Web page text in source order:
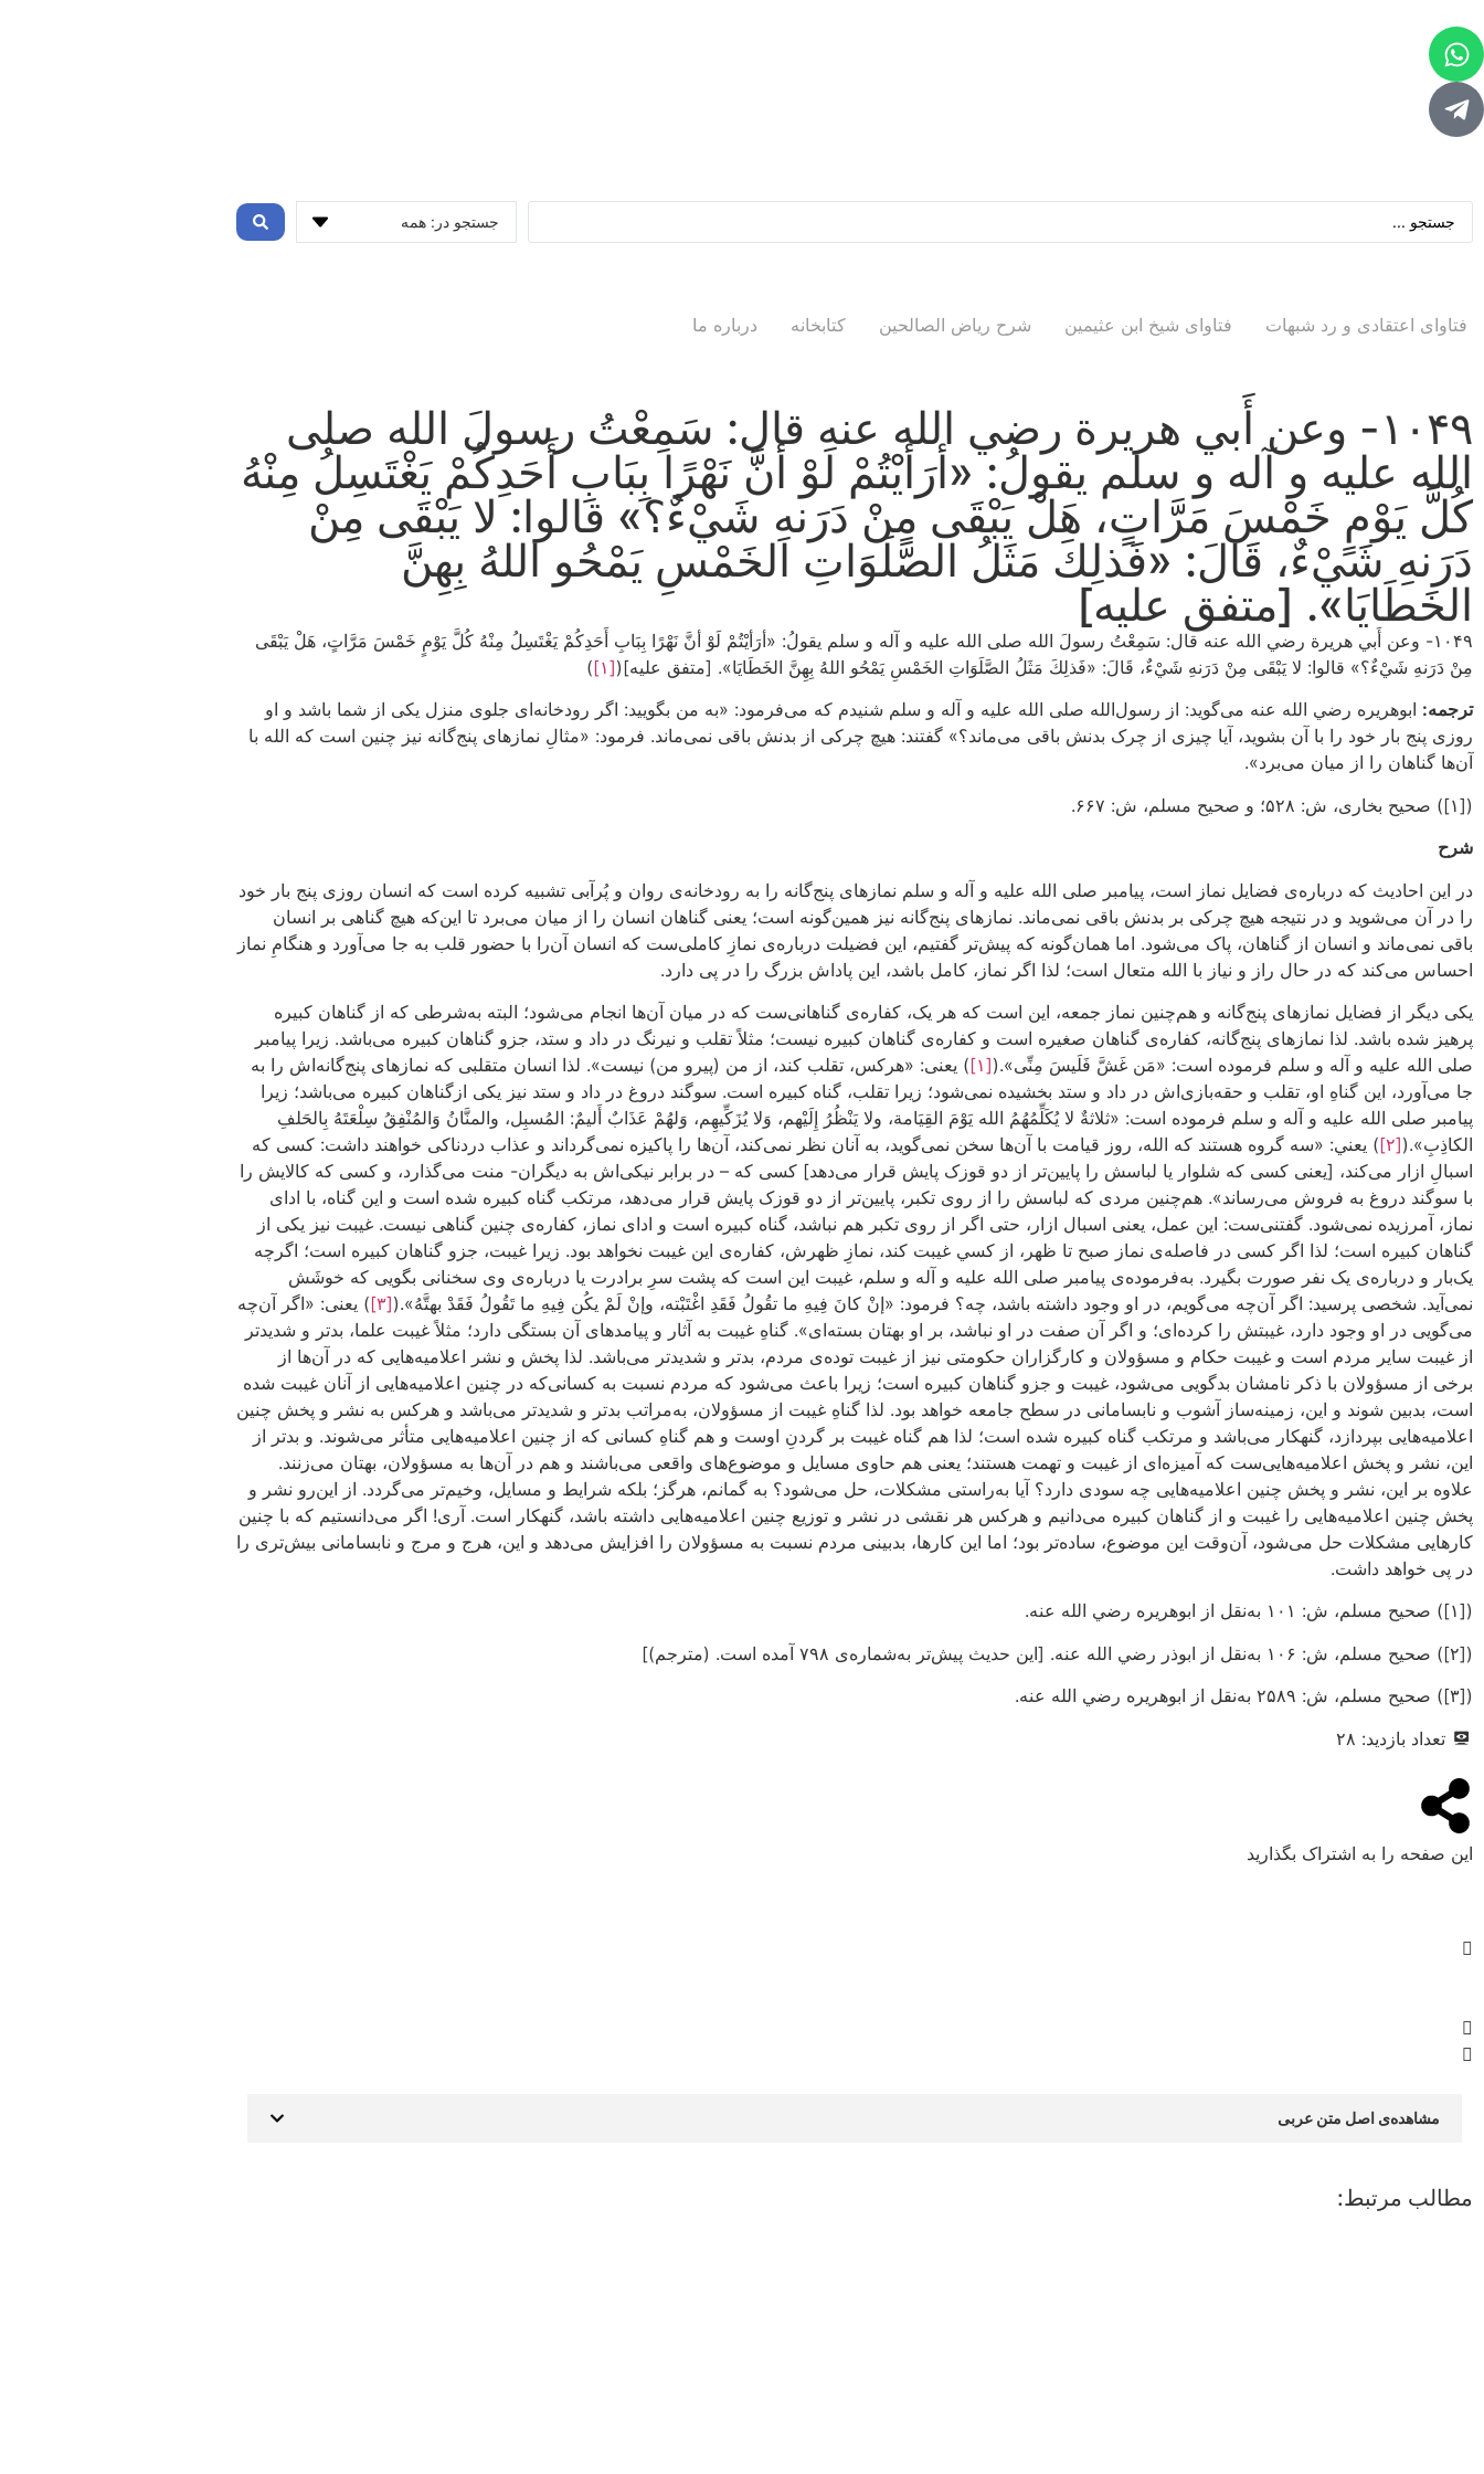
فتاوای اعتقادی و رد شبهات فتاوای شیخ ابن عثیمین شرح ریاض الصالحین کتابخانه درباره ما
۱۰۴۹- وعن أَبي هريرة رضي الله عنه قال: سَمِعْتُ رسولَ الله صلی
الله علیه و آله و سلم يقولُ: «أرَأيْتُمْ لَوْ أنَّ نَهْرًا بِبَابِ أَحَدِكُمْ يَغْتَسِلُ مِنْهُ
كُلَّ يَوْمٍ خَمْسَ مَرَّاتٍ، هَلْ يَبْقَى مِنْ دَرَنهِ شَيْءٌ؟» قالوا: لا يَبْقَى مِنْ
دَرَنهِ شَيْءٌ، قَالَ: «فَذلِكَ مَثَلُ الصَّلَوَاتِ الخَمْسِ يَمْحُو اللهُ بِهِنَّ
الخَطَايَا». [متفق عليه]
۱۰۴۹- وعن أَبي هريرة رضي الله عنه قال: سَمِعْتُ رسولَ الله صلی الله علیه و آله و سلم يقولُ: «أرَأيْتُمْ لَوْ أنَّ نَهْرًا بِبَابِ أَحَدِكُمْ يَغْتَسِلُ مِنْهُ كُلَّ يَوْمٍ خَمْسَ مَرَّاتٍ، هَلْ يَبْقَى
مِنْ دَرَنهِ شَيْءٌ؟» قالوا: لا يَبْقَى مِنْ دَرَنهِ شَيْءٌ، قَالَ: «فَذلِكَ مَثَلُ الصَّلَوَاتِ الخَمْسِ يَمْحُو اللهُ بِهِنَّ الخَطَايَا». [متفق عليه]([۱]
)
ترجمه: ابوهریره رضي الله عنه می‌گوید: از رسول‌الله صلی الله علیه و آله و سلم شنیدم که می‌فرمود: «به من بگویید: اگر رودخانه‌ای جلوی منزل یکی از شما باشد و او
روزی پنج بار خود را با آن بشوید، آیا چیزی از چرک بدنش باقی می‌ماند؟» گفتند: هیچ چرکی از بدنش باقی نمی‌ماند. فرمود: «مثالِ نمازهای پنج‌گانه نیز چنین است که الله با
آن‌ها گناهان را از میان می‌برد».
([۱]) صحیح بخاری، ش: ۵۲۸؛ و صحیح مسلم، ش: ۶۶۷.
شرح
در این احادیث که درباره‌ی فضایل نماز است، پیامبر صلی الله علیه و آله و سلم نمازهای پنج‌گانه را به رودخانه‌ی روان و پُرآبی تشبیه کرده است که انسان روزی پنج بار خود
را در آن می‌شوید و در نتیجه هیچ چرکی بر بدنش باقی نمی‌ماند. نمازهای پنج‌گانه نیز همین‌گونه است؛ یعنی گناهان انسان را از میان می‌برد تا این‌که هیچ گناهی بر انسان
باقی نمی‌ماند و انسان از گناهان، پاک می‌شود. اما همان‌گونه که پیش‌تر گفتیم، این فضیلت درباره‌ی نمازِ کاملی‌ست که انسان آن‌را با حضور قلب به جا می‌آورد و هنگامِ نماز
احساس می‌کند که در حال راز و نیاز با الله متعال است؛ لذا اگر نماز، کامل باشد، این پاداش بزرگ را در پی دارد.
یکی دیگر از فضایل نمازهای پنج‌گانه و هم‌چنین نماز جمعه، این است که هر یک، کفاره‌ی گناهانی‌ست که در میان آن‌ها انجام می‌شود؛ البته به‌شرطی که از گناهان کبیره
پرهیز شده باشد. لذا نمازهای پنج‌گانه، کفاره‌ی گناهان صغیره است و کفاره‌ی گناهان کبیره نیست؛ مثلاً تقلب و نیرنگ در داد و ستد، جزو گناهان کبیره می‌باشد. زیرا پیامبر
صلی الله علیه و آله و سلم فرموده است: «مَن غَشَّ فَلَيسَ مِنِّی».([۱]
) یعنی: «هرکس، تقلب کند، از من (پیرو من) نیست». لذا انسان متقلبی که نمازهای پنج‌گانه‌اش را به
جا می‌آورد، این گناهِ او، تقلب و حقه‌بازی‌اش در داد و ستد بخشیده نمی‌شود؛ زیرا تقلب، گناه کبیره است. سوگند دروغ در داد و ستد نیز یکی ازگناهان کبیره می‌باشد؛ زیرا
پیامبر صلی الله علیه و آله و سلم فرموده است: «ثلاثةٌ لا يُكَلِّمُهُمُ الله يَوْمَ القِيَامة، ولا يَنْظُرُ إِلَيْهم، وَلا يُزَكِّيهِم، وَلهُمْ عَذَابٌ أَليمٌ: المُسبِل، والمنَّانُ وَالمُنْفِقُ سِلْعَتَهُ بِالحَلفِ
الكاذِبِ».([۲]
) يعني: «سه گروه هستند که الله، روز قیامت با آن‌ها سخن نمی‌گوید، به آنان نظر نمی‌کند، آن‌ها را پاکیزه نمی‌گرداند و عذاب دردناکی خواهند داشت: کسی که
اسبالِ ازار می‌کند، [یعنی کسی که شلوار یا لباسش را پایین‌تر از دو قوزک پایش قرار می‌دهد] کسی که – در برابر نیکی‌اش به دیگران- منت می‌گذارد، و کسی که کالایش را
با سوگند دروغ به‌ فروش می‌رساند». هم‌چنین مردی که لباسش را از روی تکبر، پایین‌تر از دو قوزک پایش قرار می‌دهد، مرتکب گناه کبیره شده است و این گناه، با ادای
نماز، آمرزیده نمی‌شود. گفتنی‌ست: این عمل، یعنی اسبال ازار، حتی اگر از روی تکبر هم نباشد، گناه کبیره است و ادای نماز، کفاره‌ی چنین گناهی نیست. غیبت نیز یکی از
گناهان کبیره است؛ لذا اگر کسی در فاصله‌ی نماز صبح تا ظهر، از كسي غیبت کند، نمازِ ظهرش، کفاره‌ی این غیبت نخواهد بود. زیرا غیبت، جزو گناهان کبیره است؛ اگرچه
یک‌بار و درباره‌ی یک نفر صورت بگیرد. به‌فرموده‌ی پیامبر صلی الله علیه و آله و سلم، غیبت این است که پشت سرِ برادرت یا درباره‌ی وی سخنانی بگویی که خوشَش
نمی‌آید. شخصی پرسید: اگر آن‌چه می‌گویم، در او وجود داشته باشد، چه؟ فرمود: «إنْ كانَ فِيهِ ما تقُولُ فَقَدِ اغْتَبْته، وإنْ لَمْ يكُن فِيهِ ما تَقُولُ فَقَدْ بهتَّهُ».([۳]
) یعنی: «اگر آن‌چه
می‌گویی در او وجود دارد، غیبتش را کرده‌ای؛ و اگر آن صفت در او نباشد، بر او بهتان بسته‌ای». گناهِ غیبت به آثار و پیامدهای آن بستگی دارد؛ مثلاً غیبت علما، بدتر و شدیدتر
از غیبت سایر مردم است و غیبت حکام و مسؤولان و کارگزاران حکومتی نیز از غیبت توده‌ی مردم، بدتر و شدیدتر می‌باشد. لذا پخش و نشر اعلامیه‌هایی که در آن‌ها از
برخی از مسؤولان با ذکر نامشان بدگویی می‌شود، غیبت و جزو گناهان کبیره است؛ زیرا باعث می‌شود که مردم نسبت به کسانی‌که در چنین اعلامیه‌هایی از آنان غیبت شده
است، بدبین شوند و این، زمینه‌ساز آشوب و نابسامانی در سطح جامعه خواهد بود. لذا گناهِ غیبت از مسؤولان، به‌مراتب بدتر و شدیدتر می‌باشد و هرکس به نشر و پخش چنین
اعلامیه‌هایی بپردازد، گنهکار می‌باشد و مرتکب گناه کبیره شده است؛ لذا هم گناه غیبت بر گردنِ اوست و هم گناهِ کسانی که از چنین اعلامیه‌هایی متأثر می‌شوند. و بدتر از
این، نشر و پخش اعلامیه‌هایی‌ست که آمیزه‌ای از غیبت و تهمت هستند؛ یعنی هم حاوی مسایل و موضوع‌های واقعی می‌باشند و هم در آن‌ها به مسؤولان، بهتان می‌زنند.
علاوه بر این، نشر و پخش چنین اعلامیه‌هایی چه سودی دارد؟ آیا به‌راستی مشکلات، حل می‌شود؟ به گمانم، هرگز؛ بلکه شرایط و مسایل، وخیم‌تر می‌گردد. از این‌رو نشر و
پخش چنین اعلامیه‌هایی را غیبت و از گناهان کبیره می‌دانیم و هرکس هر نقشی در نشر و توزیع چنین اعلامیه‌هایی داشته باشد، گنهکار است. آری! اگر می‌دانستیم که با چنین
کارهایی مشکلات حل می‌شود، آن‌وقت این موضوع، ساده‌تر بود؛ اما این کارها، بدبینی مردم نسبت به مسؤولان را افزایش می‌دهد و این، هرج و مرج و نابسامانی بیش‌تری را
در پی خواهد داشت.
([۱]) صحیح مسلم، ش: ۱۰۱ به‌نقل از ابوهریره رضي الله عنه.
([۲]) صحیح مسلم، ش: ۱۰۶ به‌نقل از ابوذر رضي الله عنه. [این حدیث پیش‌تر به‌شماره‌ی ۷۹۸ آمده است. (مترجم)]
([۳]) صحیح مسلم، ش: ۲۵۸۹ به‌نقل از ابوهریره رضي الله عنه.
تعداد بازدید: ۲۸
این صفحه را به اشتراک بگذارید
مشاهده‌ی اصل متن عربی
مطالب مرتبط: